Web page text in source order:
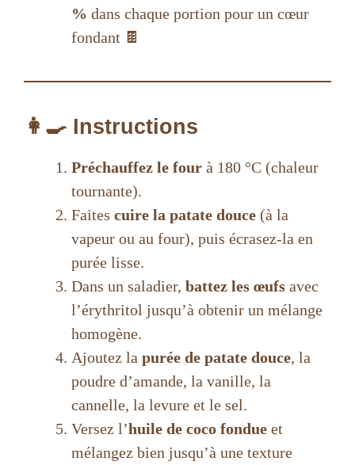
% dans chaque portion pour un cœur
fondant 🍫
👩‍🍳 Instructions
Préchauffez le four à 180 °C (chaleur
tournante).
Faites cuire la patate douce (à la
vapeur ou au four), puis écrasez-la en
purée lisse.
Dans un saladier, battez les œufs avec
l’érythritol jusqu’à obtenir un mélange
homogène.
Ajoutez la purée de patate douce, la
poudre d’amande, la vanille, la
cannelle, la levure et le sel.
Versez l’huile de coco fondue et
mélangez bien jusqu’à une texture